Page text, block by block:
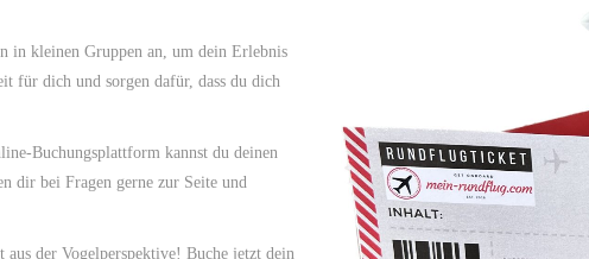
in kleinen Gruppen an, um dein Erlebnis
für dich und sorgen dafür, dass du dich
Buchungsplattform kannst du deinen
dir bei Fragen gerne zur Seite und
aus der Vogelperspektive! Buche jetzt dein